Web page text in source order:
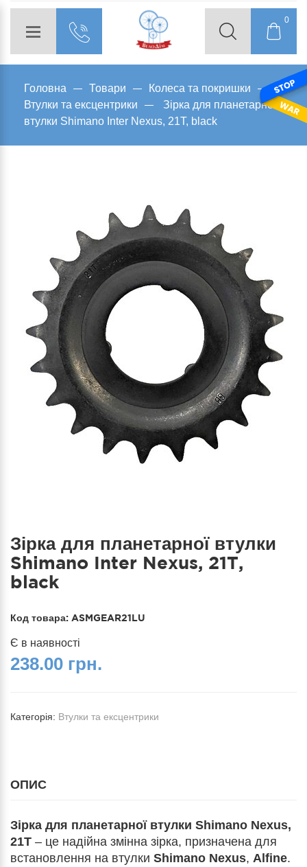
0
Головна Товари
Колеса та покришки
Втулки та ексцентрики
Зірка для планетарної
втулки Shimano Inter Nexus, 21T, black
Зірка для планетарної втулки
Shimano Inter Nexus, 21T,
black
Код товара: ASMGEAR21LU
Є в наявності
238.00 грн.
Категорія: Втулки та ексцентрики
ОПИС
Зірка для планетарної втулки Shimano Nexus,
21T – це надійна змінна зірка, призначена для
встановлення на втулки Shimano Nexus, Alfine.